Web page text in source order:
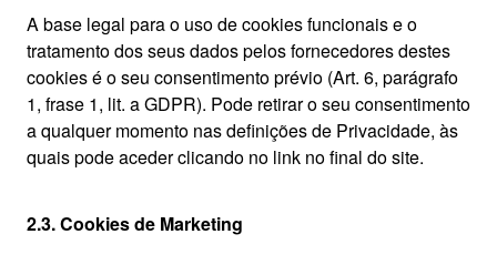
A base legal para o uso de cookies funcionais e o
tratamento dos seus dados pelos fornecedores destes
cookies é o seu consentimento prévio (Art. 6, parágrafo
1, frase 1, lit. a GDPR). Pode retirar o seu consentimento
a qualquer momento nas definições de Privacidade, às
quais pode aceder clicando no link no final do site.
2.3. Cookies de Marketing